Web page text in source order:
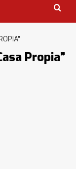
Propia”